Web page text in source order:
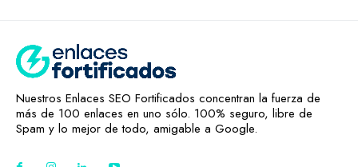
Nuestros Enlaces SEO Fortificados concentran la fuerza de
más de 100 enlaces en uno sólo. 100% seguro, libre de
Spam y lo mejor de todo, amigable a Google.